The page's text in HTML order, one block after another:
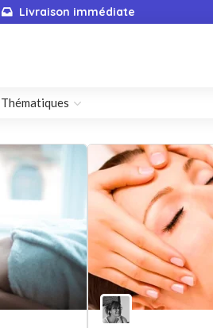
Livraison immédiate
Thématiques